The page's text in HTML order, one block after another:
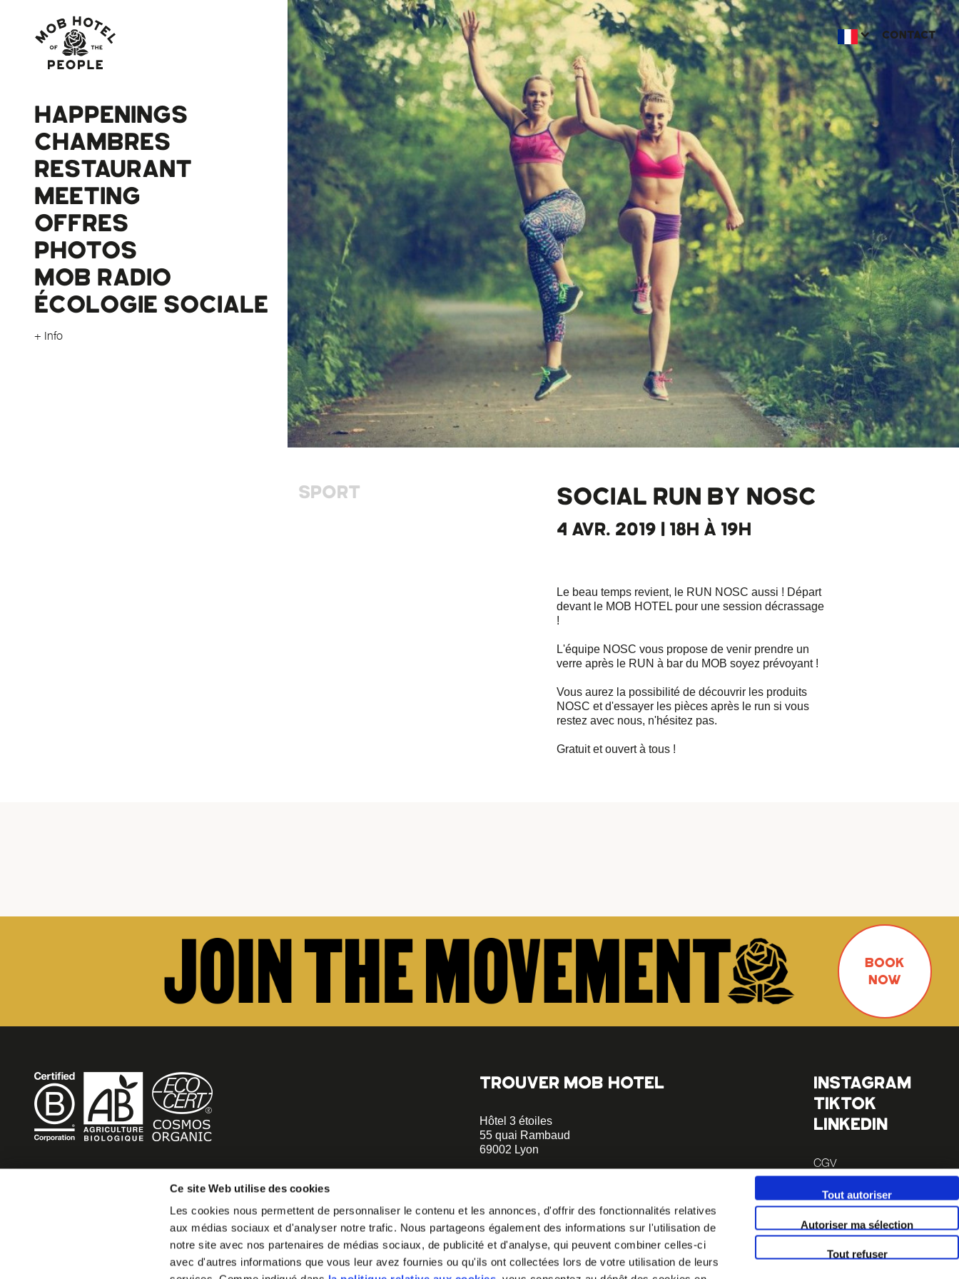
Ce site Web utilise des cookies
Les cookies nous permettent de personnaliser le contenu et les annonces, d'offrir des fonctionnalités relatives
aux médias sociaux et d'analyser notre trafic. Nous partageons également des informations sur l'utilisation de
notre site avec nos partenaires de médias sociaux, de publicité et d'analyse, qui peuvent combiner celles-ci
avec d'autres informations que vous leur avez fournies ou qu'ils ont collectées lors de votre utilisation de leurs
Tout autoriser
Autoriser ma sélection
Tout refuser
HAPPENINGS
CHAMBRES
RESTAURANT
MEETING
OFFRES
PHOTOS
MOB RADIO
ÉCOLOGIE SOCIALE
+ Info
CONTACT
SOCIAL RUN BY NOSC
4 AVR. 2019 | 18H À 19H
SPORT
Le beau temps revient, le RUN NOSC aussi ! Départ
devant le MOB HOTEL pour une session décrassage
!
L'équipe NOSC vous propose de venir prendre un
verre après le RUN à bar du MOB soyez prévoyant !
Vous aurez la possibilité de découvrir les produits
NOSC et d'essayer les pièces après le run si vous
restez avec nous, n'hésitez pas.
Gratuit et ouvert à tous !
BOOK
NOW
BECOME MOB
MOB HOTEL se développe en un véritable mouvement coopératif.
Vous souhaitez créer votre MOB HOTEL et prendre part à notre
écrivez-nous et racontez nous votre projet, nous vous dirons comment
TROUVER MOB HOTEL
Hôtel 3 étoiles
55 quai Rambaud
69002 Lyon
Le Sucre et la Sucrière à 2 min à pieds
hellolyon@mobhotel.com
INSTAGRAM
TIKTOK
LINKEDIN
CGV
Mentions légales